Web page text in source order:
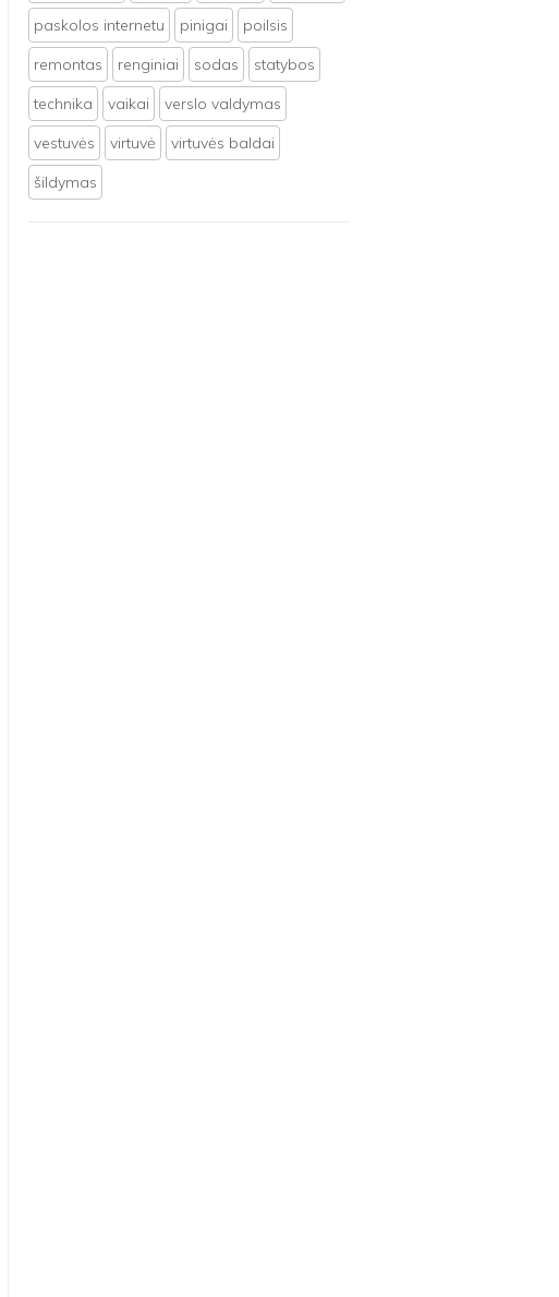
paskolos internetu
pinigai
poilsis
remontas
renginiai sodas
statybos
technika
vaikai
verslo valdymas
vestuvės
virtuvė
virtuvės baldai
šildymas